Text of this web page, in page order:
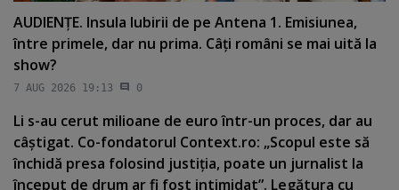
AUDIENŢE. Insula Iubirii de pe Antena 1. Emisiunea,
între primele, dar nu prima. Câţi români se mai uită la
show?
7 AUG 2026 19:13 0
Li s-au cerut milioane de euro într-un proces, dar au
câştigat. Co-fondatorul Context.ro: „Scopul este să
închidă presa folosind justiţia, poate un jurnalist la
început de drum ar fi fost intimidat”. Legătura cu